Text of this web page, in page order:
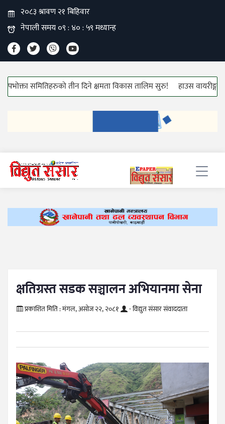
समितिहरुको तीन दिने क्षमता विकास तालिम सुरु! हाउस वायरीङ्ग
क्षतिग्रस्त सडक सञ्चालन अभियानमा सेना
प्रकाशित मिति :मंगल, असोज २२, २०८१ - विद्युत संसार संवाददाता